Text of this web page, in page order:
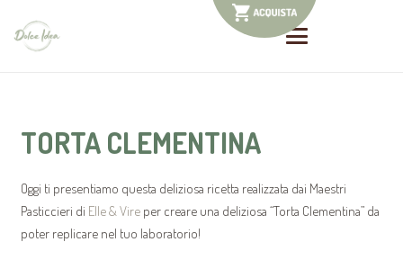
TORTA CLEMENTINA
Oggi ti presentiamo questa deliziosa ricetta realizzata dai Maestri
Pasticcieri di Elle & Vireper creare una deliziosa “Torta Clementina” da
poter replicare nel tuo laboratorio!